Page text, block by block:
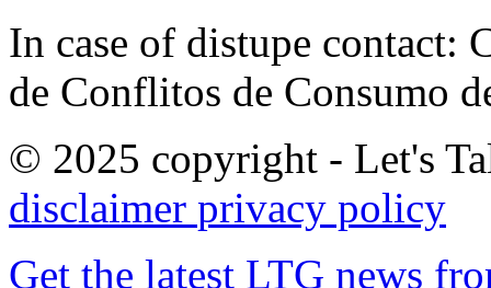
In case of distupe contact:
de Conflitos de Consumo
© 2025 copyright - Let's
disclaimer privacy policy
Get the latest LTG news